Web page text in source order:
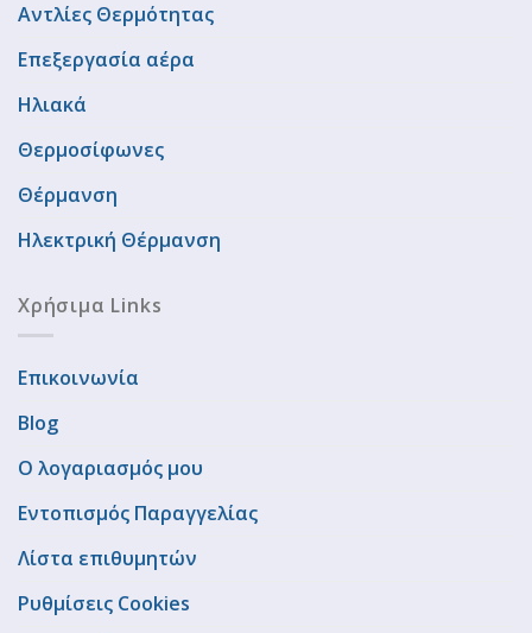
Αντλίες Θερμότητας
Επεξεργασία αέρα
Ηλιακά
Θερμοσίφωνες
Θέρμανση
Ηλεκτρική Θέρμανση
Χρήσιμα Links
Επικοινωνία
Blog
Ο λογαριασμός μου
Εντοπισμός Παραγγελίας
Λίστα επιθυμητών
Ρυθμίσεις Cookies